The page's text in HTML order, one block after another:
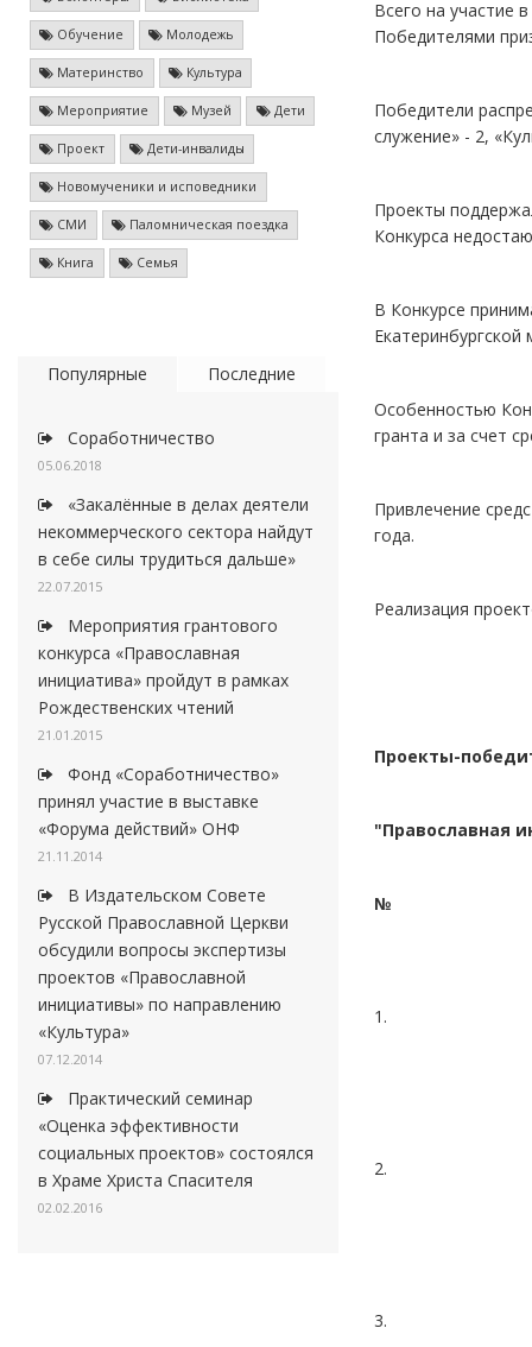
Обучение Молодежь
Материнство Культура
Мероприятие Музей Дети
Проект Дети-инвалиды
Новомученики и исповедники
СМИ Паломническая поездка
Книга Семья
Популярные Последние
Соработничество
05.06.2018
«Закалённые в делах деятели
некоммерческого сектора найдут
в себе силы трудиться дальше»
22.07.2015
Мероприятия грантового
конкурса «Православная
инициатива» пройдут в рамках
Рождественских чтений
21.01.2015
Фонд «Соработничество»
принял участие в выставке
«Форума действий» ОНФ
21.11.2014
В Издательском Совете
Русской Православной Церкви
обсудили вопросы экспертизы
проектов «Православной
инициативы» по направлению
«Культура»
07.12.2014
Практический семинар
«Оценка эффективности
социальных проектов» состоялся
в Храме Христа Спасителя
02.02.2016
Всего на участие
Победителями
Победители
служение» - 2,
Проекты
Конкурса
В Конкурсе
Особенностью
гранта и за счет
Привлечение
года.
Реализация
Проекты-
"Православная
№
1.
2.
3.